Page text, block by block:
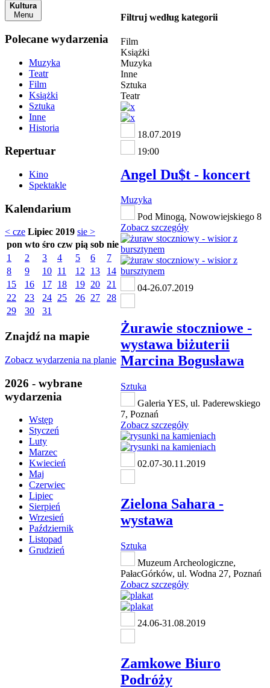
Kultura
Menu
Polecane wydarzenia
Muzyka
Teatr
Film
Książki
Sztuka
Inne
Historia
Repertuar
Kino
Spektakle
Kalendarium
< cze Lipiec 2019 sie >
pon wto śro czw pią sob nie
1
2 3 4 5 6
7
8
9 10 11 12 13
14
15
16 17 18 19 20
21
22
23 24 25 26 27
28
29
30 31
Znajdź na mapie
Zobacz wydarzenia na planie
2026 - wybrane
wydarzenia
Wstęp
Styczeń
Luty
Marzec
Kwiecień
Maj
Czerwiec
Lipiec
Sierpień
Wrzesień
Październik
Listopad
Grudzień
Filtruj według kategorii
Film
Książki
Muzyka
Inne
Sztuka
Teatr
18.07.2019
19:00
Angel Du$t - koncert
Muzyka
Pod Minogą, Nowowiejskiego 8
Zobacz szczegóły
04-26.07.2019
Żurawie stoczniowe -
wystawa biżuterii
Marcina Bogusława
Sztuka
Galeria YES, ul. Paderewskiego
7, Poznań
Zobacz szczegóły
02.07-30.11.2019
Zielona Sahara -
wystawa
Sztuka
Muzeum Archeologiczne,
PałacGórków, ul. Wodna 27, Poznań
Zobacz szczegóły
24.06-31.08.2019
Zamkowe Biuro
Podróży